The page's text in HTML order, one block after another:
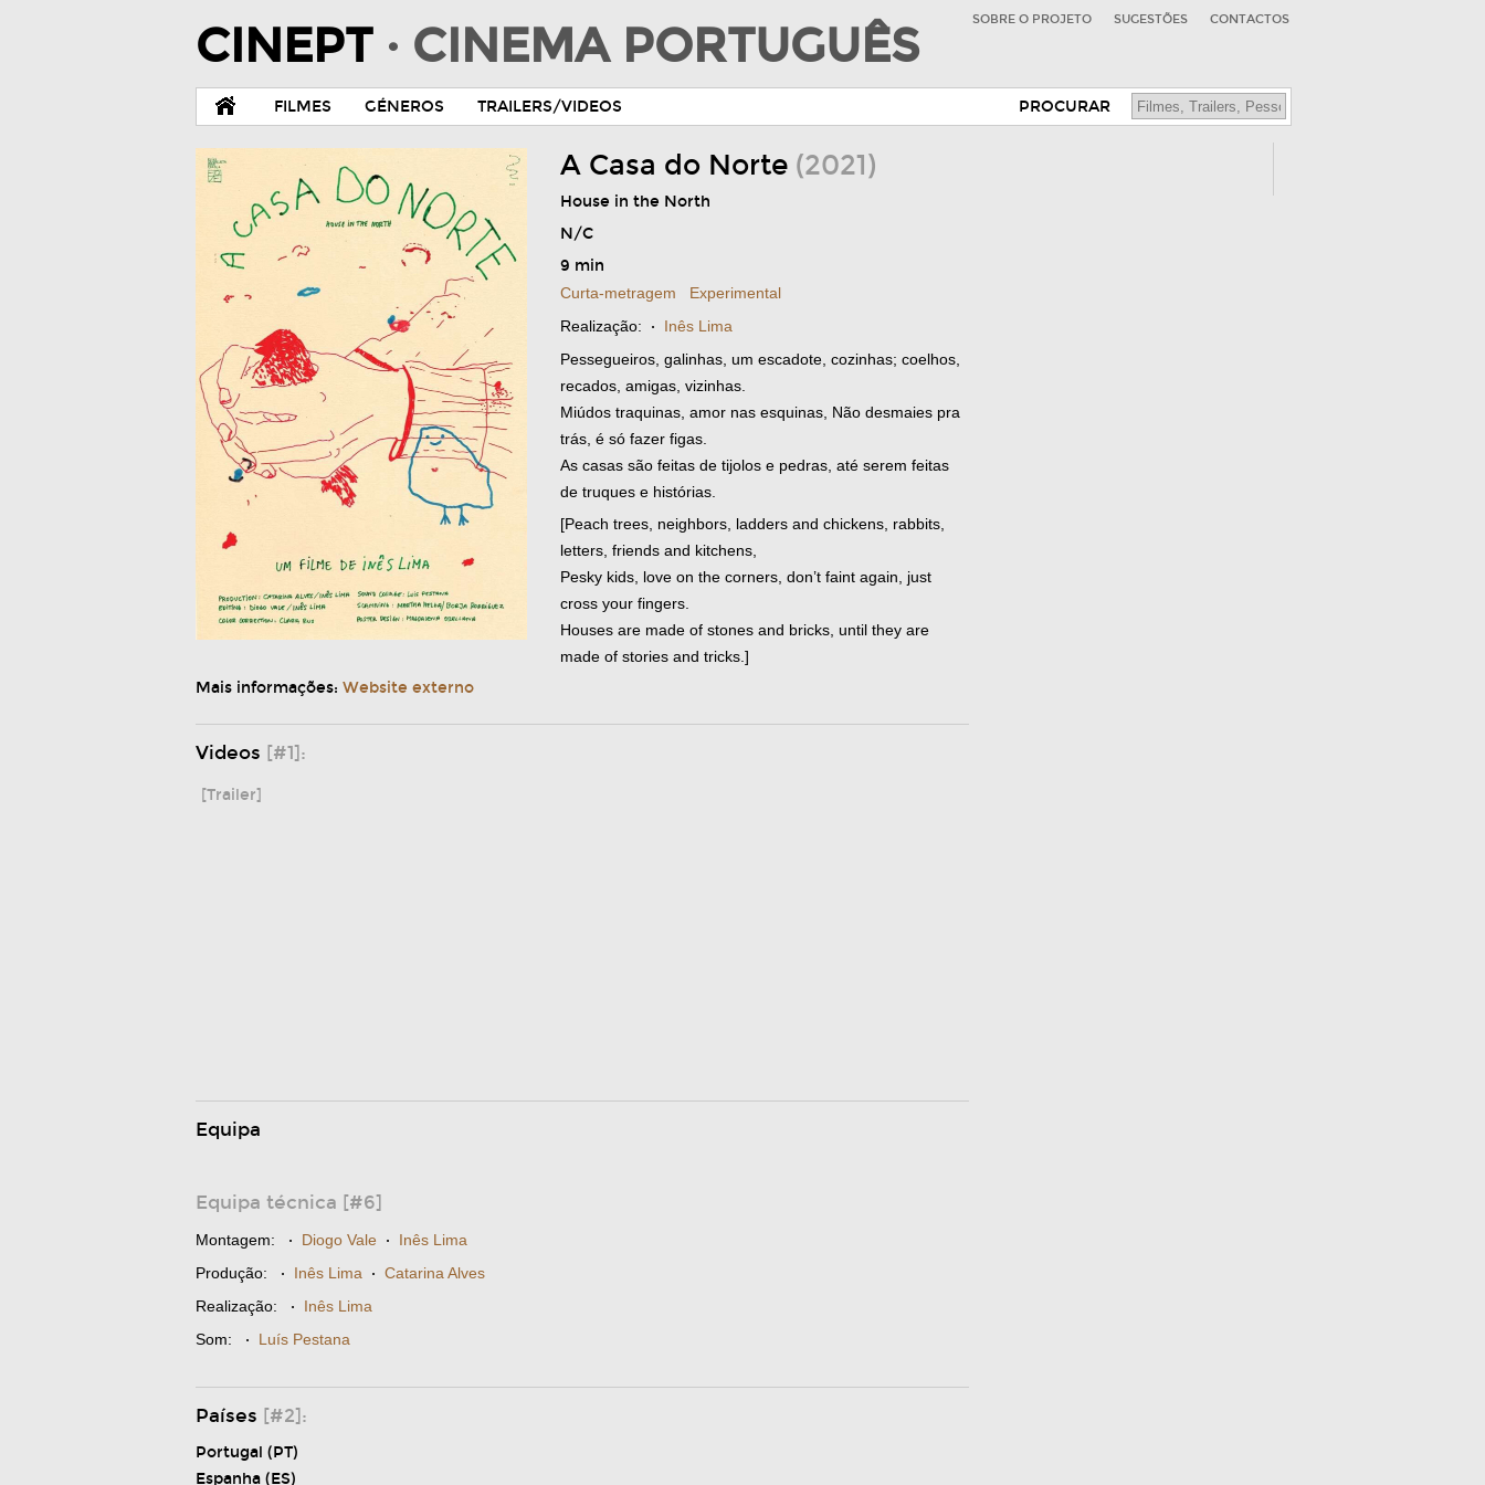
CINEPT · CINEMA PORTUGUÊS SOBRE O PROJETO SUGESTÕES CONTACTOS
FILMES GÉNEROS TRAILERS/VIDEOS PROCURAR
A Casa do Norte (2021)
House in the North
N/C
9 min
Curta-metragem
Experimental
Realização: · Inês Lima
Pessegueiros, galinhas, um escadote, cozinhas; coelhos,
recados, amigas, vizinhas.
Miúdos traquinas, amor nas esquinas, Não desmaies pra
trás, é só fazer figas.
As casas são feitas de tijolos e pedras, até serem feitas
de truques e histórias.
[Peach trees, neighbors, ladders and chickens, rabbits,
letters, friends and kitchens,
Pesky kids, love on the corners, don’t faint again, just
cross your fingers.
Houses are made of stones and bricks, until they are
made of stories and tricks.]
Mais informações: Website externo
Videos [#1]:
[Trailer]
Equipa
Equipa técnica [#6]
Montagem: · Diogo Vale · Inês Lima
Produção: · Inês Lima · Catarina Alves
Realização: · Inês Lima
Som: · Luís Pestana
Países [#2]:
Portugal (PT)
Espanha (ES)